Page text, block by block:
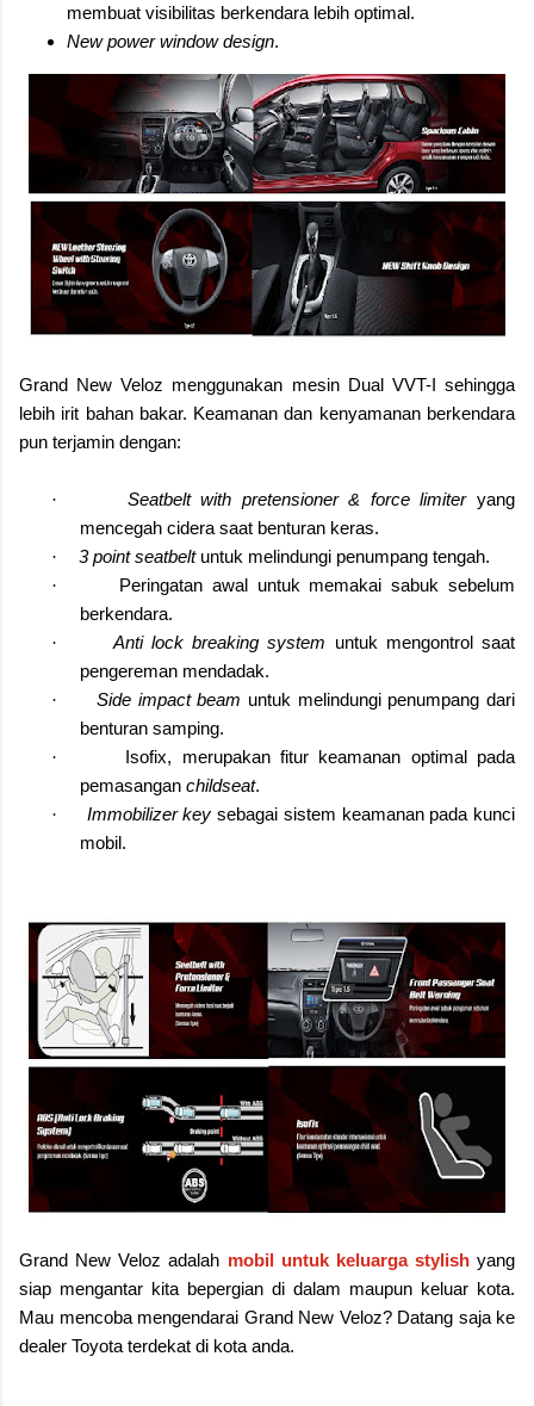
membuat visibilitas berkendara lebih optimal.
New power window design.
Grand New Veloz menggunakan mesin Dual VVT-I sehingga
lebih irit bahan bakar. Keamanan dan kenyamanan berkendara
pun terjamin dengan:
· Seatbelt with pretensioner & force limiter yang
mencegah cidera saat benturan keras.
· 3 point seatbeltuntuk melindungi penumpang tengah.
·
Peringatan awal untuk memakai sabuk sebelum
berkendara.
· Anti lock breaking system untuk mengontrol saat
pengereman mendadak.
· Side impact beam untuk melindungi penumpang dari
benturan samping.
·
Isofix, merupakan fitur keamanan optimal pada
pemasanganchildseat.
· Immobilizer key sebagai sistem keamanan pada kunci
mobil.
Grand New Veloz adalah mobil untuk keluarga stylishyang
siap mengantar kita bepergian di dalam maupun keluar kota.
Mau mencoba mengendarai Grand New Veloz? Datang saja ke
dealer Toyota terdekat di kota anda.